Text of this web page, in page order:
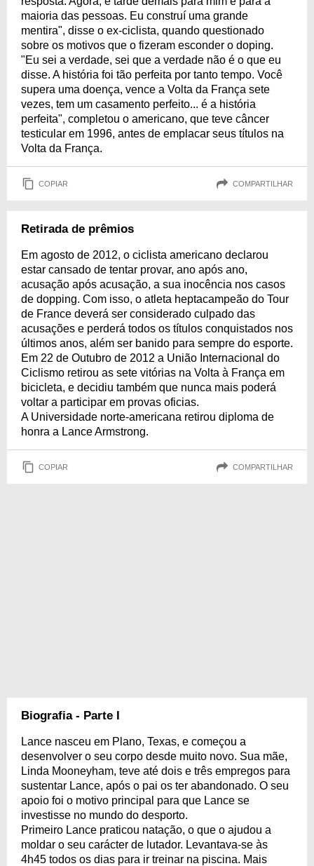
maioria das pessoas. Eu construí uma grande
mentira", disse o ex-ciclista, quando questionado
sobre os motivos que o fizeram esconder o doping.
"Eu sei a verdade, sei que a verdade não é o que eu
disse. A história foi tão perfeita por tanto tempo. Você
supera uma doença, vence a Volta da França sete
vezes, tem um casamento perfeito... é a história
perfeita", completou o americano, que teve câncer
testicular em 1996, antes de emplacar seus títulos na
Volta da França.
COPIAR COMPARTILHAR
Retirada de prêmios
Em agosto de 2012, o ciclista americano declarou
estar cansado de tentar provar, ano após ano,
acusação após acusação, a sua inocência nos casos
de dopping. Com isso, o atleta heptacampeão do Tour
de France deverá ser considerado culpado das
acusações e perderá todos os títulos conquistados nos
últimos anos, além ser banido para sempre do esporte.
Em 22 de Outubro de 2012 a União Internacional do
Ciclismo retirou as sete vitórias na Volta à França em
bicicleta, e decidiu também que nunca mais poderá
voltar a participar em provas oficias.
A Universidade norte-americana retirou diploma de
honra a Lance Armstrong.
COPIAR COMPARTILHAR
Biografia - Parte I
Lance nasceu em Plano, Texas, e começou a
desenvolver o seu corpo desde muito novo. Sua mãe,
Linda Mooneyham, teve até dois e três empregos para
sustentar Lance, após o pai os ter abandonado. O seu
apoio foi o motivo principal para que Lance se
investisse no mundo do desporto.
Primeiro Lance praticou natação, o que o ajudou a
moldar o seu carácter de lutador. Levantava-se às
4h45 todos os dias para ir treinar na piscina. Mais